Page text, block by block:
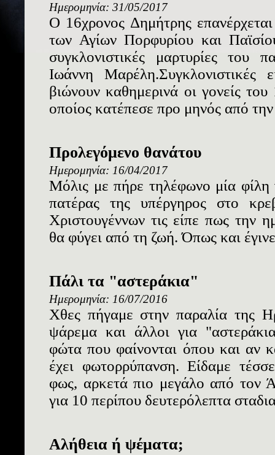
Ημερομηνία: 31/05/2017
Ο 16χρονος Δημήτρης
των Αγίων Πορφυρίου και
συγκλονιστικές μαρτυρίες του
Ιωάννη Μαρέλη.Συγκλονιστικές
βιώνουν καθημερινά οι γονείς
οποίος κατέπεσε προ μηνός από
Προλεγόμενο θανάτου
Ημερομηνία: 16/04/2017
Μόλις με πήρε τηλέφωνο μία
πατέρας της υπέργηρος στο
Χριστουγέννων τις είπε πως την
θα φύγει από τη ζωή. Όπως και
Πάλι τα "αστεράκια"
Ημερομηνία: 16/07/2016
Χθες πήγαμε στην παραλία της
ψάρεμα και άλλοι για
φώτα που φαίνονται όπου και αν
έχει φωτορρύπανση. Είδαμε
φως, αρκετά πιο μεγάλο από τον
για 10 περίπου δευτερόλεπτα
Αλήθεια ή ψέματα;